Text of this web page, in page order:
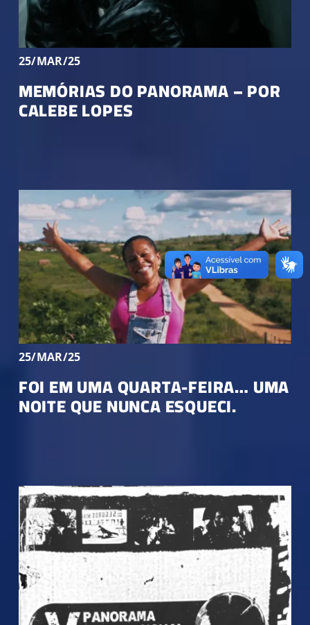
25/MAR/25
MEMÓRIAS DO PANORAMA – POR
CALEBE LOPES
25/MAR/25
FOI EM UMA QUARTA-FEIRA… UMA
NOITE QUE NUNCA ESQUECI.